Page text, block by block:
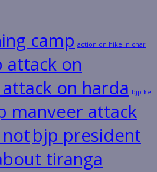
camp action on hike in char
attack on
on harda bjp ke
manveer attack
bjp president
tiranga